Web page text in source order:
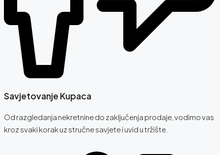
Savjetovanje Kupaca
Od razgledanja nekretnine do zaključenja prodaje, vodimo vas
kroz svaki korak uz stručne savjete i uvid u tržište.